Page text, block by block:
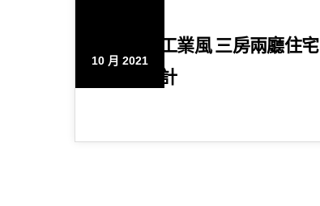
10 月 2021
清水模工業風 三房兩廳住宅
空間設計